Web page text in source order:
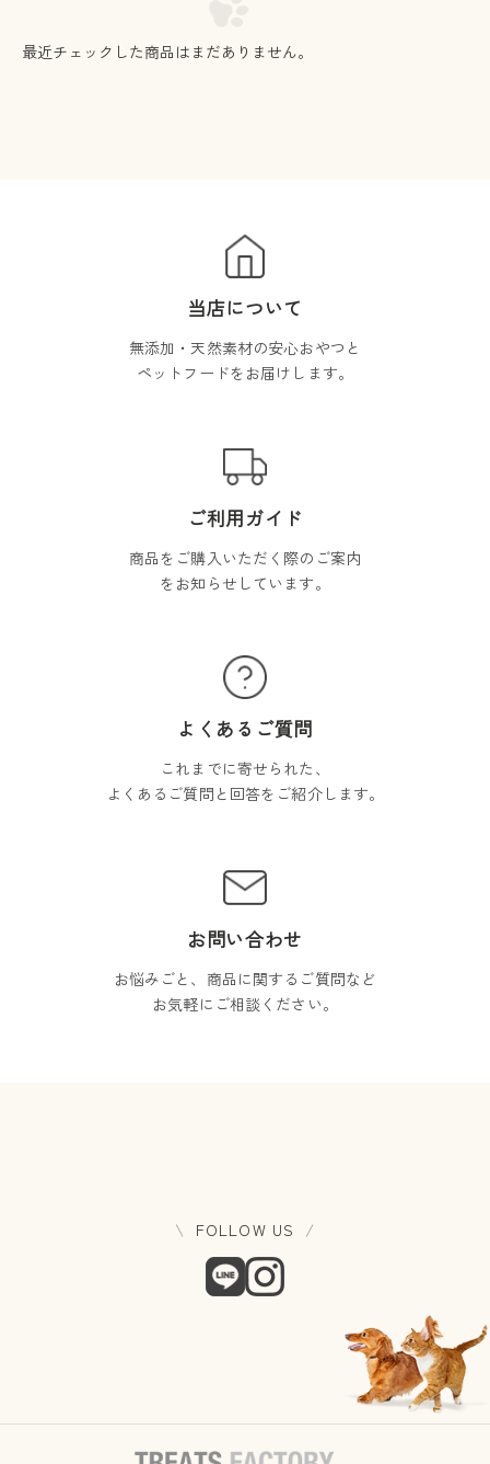
最近チェックした商品はまだありません。
当店について
無添加・天然素材の安心おやつと
ペットフードをお届けします。
ご利用ガイド
商品をご購入いただく際のご案内
をお知らせしています。
よくあるご質問
これまでに寄せられた、
よくあるご質問と回答をご紹介します。
お問い合わせ
お悩みごと、商品に関するご質問など
お気軽にご相談ください。
FOLLOW US